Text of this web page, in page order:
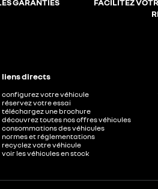
GARANTIES
FACILITEZ
liens directs
configurez votre véhicule
réservez votre essai
téléchargez une brochure
découvrez toutes nos offres véhicules
consommations des véhicules
normes et réglementations
recyclez votre véhicule
voir les véhicules en stock